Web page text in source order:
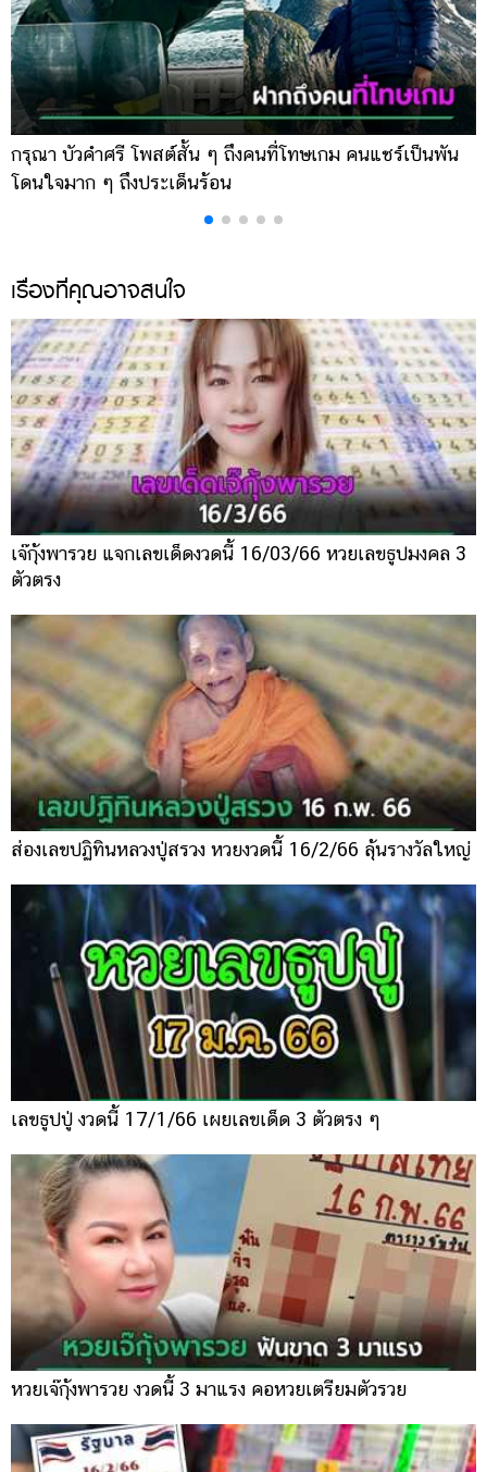
ออนไลน์
ติดต่อ
โฆษณา
แจ้ง
ปัญหา
ร่วม
กรุณา บัวคำศรี โพสต์สั้น ๆ ถึงคนที่โทษเกม คนแชร์เป็นพัน
โดนใจมาก ๆ ถึงประเด็นร้อน
เรื่องที่คุณอาจสนใจ
เจ๊กุ้งพารวย แจกเลขเด็ดงวดนี้ 16/03/66 หวยเลขธูปมงคล 3
ตัวตรง
ส่องเลขปฏิทินหลวงปู่สรวง หวยงวดนี้ 16/2/66 ลุ้นรางวัลใหญ่
เลขธูปปู่ งวดนี้ 17/1/66 เผยเลขเด็ด 3 ตัวตรง ๆ
หวยเจ๊กุ้งพารวย งวดนี้ 3 มาแรง คอหวยเตรียมตัวรวย